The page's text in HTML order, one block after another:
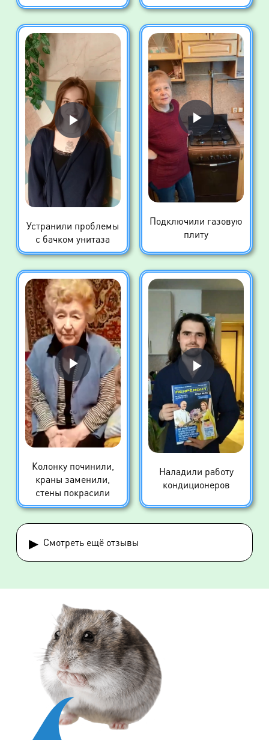
Устранили проблемы
с бачком унитаза
Подключили газовую
плиту
Колонку починили,
краны заменили,
стены покрасили
Наладили работу
кондиционеров
▸ Смотреть ещё отзывы